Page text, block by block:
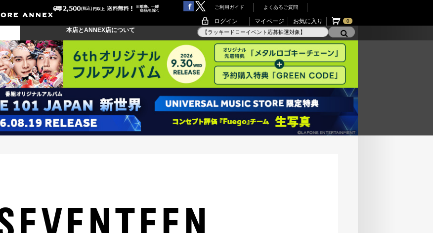
ご利用ガイド よくあるご質問
ログイン マイページ お気に入り 0
本店とANNEX店について